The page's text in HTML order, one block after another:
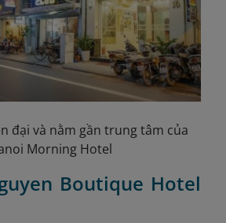
đại và nằm gần trung tâm của
Morning Hotel
Boutique Hotel